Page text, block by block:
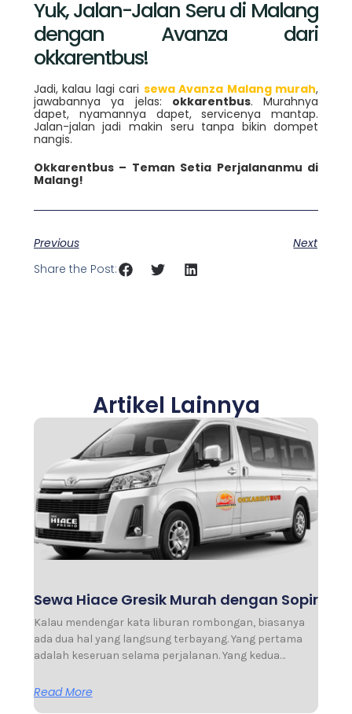
Yuk, Jalan-Jalan Seru di Malang
dengan Avanza dari
okkarentbus!
Jadi, kalau lagi cari sewa Avanza Malang murah,
jawabannya ya jelas: okkarentbus. Murahnya
dapet, nyamannya dapet, servicenya mantap.
Jalan-jalan jadi makin seru tanpa bikin dompet
nangis.
Okkarentbus – Teman Setia Perjalananmu di
Malang!
Previous
Next
Share the Post:
Artikel Lainnya
Sewa Hiace Gresik Murah dengan Sopir
Kalau mendengar kata liburan rombongan, biasanya
ada dua hal yang langsung terbayang. Yang pertama
adalah keseruan selama perjalanan. Yang kedua…
Read More